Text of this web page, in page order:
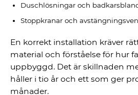
Duschlösningar och
Stoppkranar och
En korrekt installation kräver
material och förståelse för hur
uppbyggd. Det är skillnaden
håller i tio år och ett som ger
månader.